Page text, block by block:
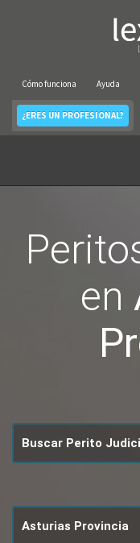
Cómo funciona Ayuda
¿ERES UN PROFESIONAL?
en